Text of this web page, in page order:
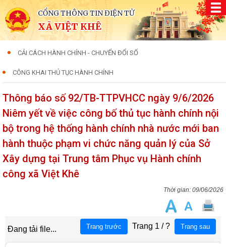
CỔNG THÔNG TIN ĐIỆN TỬ
XÃ VIỆT KHÊ
CẢI CÁCH HÀNH CHÍNH - CHUYỂN ĐỔI SỐ
CÔNG KHAI THỦ TỤC HÀNH CHÍNH
Thông báo số 92/TB-TTPVHCC ngày 9/6/2026
Niêm yết về việc công bố thủ tục hành chính nội
bộ trong hệ thống hành chính nhà nước mới ban
hành thuộc phạm vi chức năng quản lý của Sở
Xây dựng tại Trung tâm Phục vụ Hành chính
công xã Việt Khê
09/06/2026